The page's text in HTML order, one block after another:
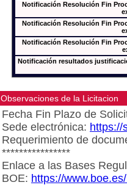
Notificación Resolución Fin
Notificación Resolución Fin
Notificación Resolución Fin
Notificación resultados
Observaciones de la Licitacion
Fecha Fin Plazo de
Sede electrónica: https://
Requerimiento de
****************
Enlace a las Bases
BOE: https://